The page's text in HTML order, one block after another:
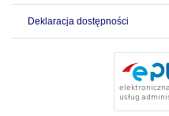
Deklaracja dostępności